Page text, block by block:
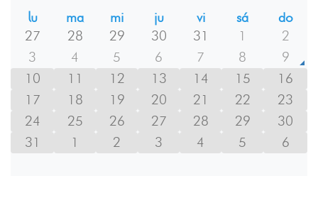
lu
ma mi ju vi sá
do
27
28 29 30 31 1
2
3
4 5 6 7 8
9
10
11 12 13 14 15
16
17
18 19 20 21 22
23
24
25 26 27 28 29
30
31
1 2 3 4 5 6